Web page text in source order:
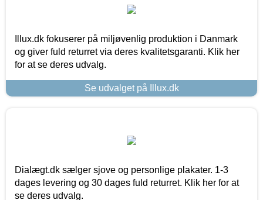
Illux.dk fokuserer på miljøvenlig produktion i Danmark
og giver fuld returret via deres kvalitetsgaranti. Klik her
for at se deres udvalg.
Se udvalget på Illux.dk
Dialægt.dk sælger sjove og personlige plakater. 1-3
dages levering og 30 dages fuld returret. Klik her for at
se deres udvalg.